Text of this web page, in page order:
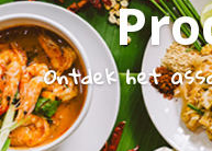
Ontdek het